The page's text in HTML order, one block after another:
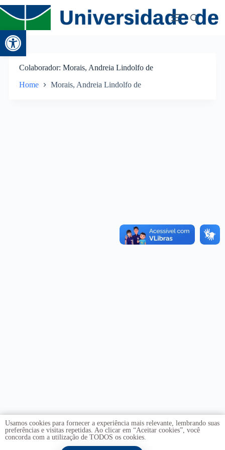
Abrir a barra de ferramentas
Colaborador Morais, Andreia Lindolfo de
Home Morais, Andreia Lindolfo de
Usamos cookies para fornecer a experiência mais relevante, lembrando suas
preferências e visitas repetidas. Ao clicar em “Aceitar cookies”, você
concorda com a utilização de TODOS os cookies.